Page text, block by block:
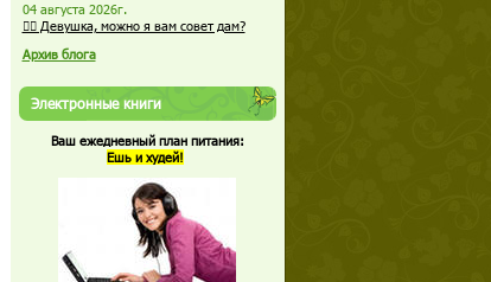
04 августа 2026г.
🏋️‍♀️ Девушка, можно я вам совет дам?
Архив блога
Электронные книги
Ваш ежедневный план питания:
Ешь и худей!